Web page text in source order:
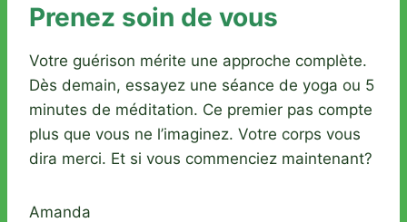
Prenez soin de vous
Votre guérison mérite une approche complète.
Dès demain, essayez une séance de yoga ou 5
minutes de méditation. Ce premier pas compte
plus que vous ne l’imaginez. Votre corps vous
dira merci. Et si vous commenciez maintenant?
Amanda